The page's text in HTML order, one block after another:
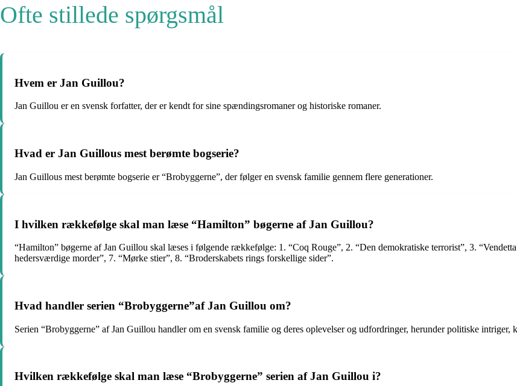
Ofte stillede spørgsmål
Hvem er Jan Guillou?
Jan Guillou er en svensk forfatter, der er kendt for sine spændingsromaner og historiske romaner.
Hvad er Jan Guillous mest berømte bogserie?
Jan Guillous mest berømte bogserie er “Brobyggerne”, der følger en svensk familie gennem flere generationer.
I hvilken rækkefølge skal man læse “Hamilton” bøgerne af Jan Guillou?
“Hamilton” bøgerne af Jan Guillou skal læses i følgende rækkefølge: 1. “Coq Rouge”, 2. “Den demokratiske terrorist”, 3.
hedersværdige morder”, 7. “Mørke stier”, 8. “Broderskabets rings forskellige sider”.
Hvad handler serien “Brobyggerne”af Jan Guillou om?
Serien “Brobyggerne” af Jan Guillou handler om en svensk familie og deres oplevelser og udfordringer, herunder politiske
Hvilken rækkefølge skal man læse “Brobyggerne” serien af Jan Guillou i?